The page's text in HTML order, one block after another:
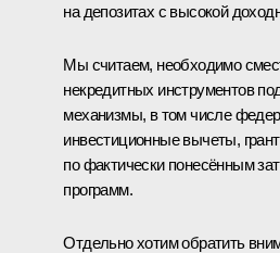
на депозитах с высокой
Мы считаем, необходимо
некредитных инструментов
механизмы, в том числе
инвестиционные вычеты,
по фактически понесённым
программ.
Отдельно хотим обратить